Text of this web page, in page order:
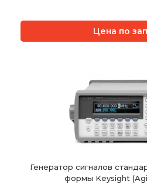
Цена по
Генератор сигналов
формы Keysight